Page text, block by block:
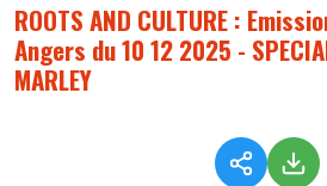
ROOTS AND CULTURE :
Angers du 10 12 2025 -
MARLEY